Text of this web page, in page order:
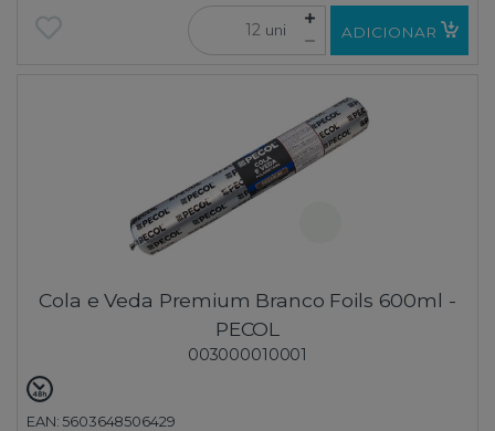
uni ADICIONAR
Cola e Veda Premium Branco Foils 600ml -
PECOL
003000010001
EAN: 5603648506429